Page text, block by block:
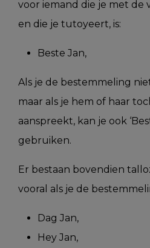
voor iemand die je met de
en die je tutoyeert, is:
Beste Jan,
Als je de bestemmeling
maar als je hem of haar
aanspreekt, kan je ook
gebruiken.
Er bestaan bovendien
vooral als je de
Dag Jan,
Hey Jan,